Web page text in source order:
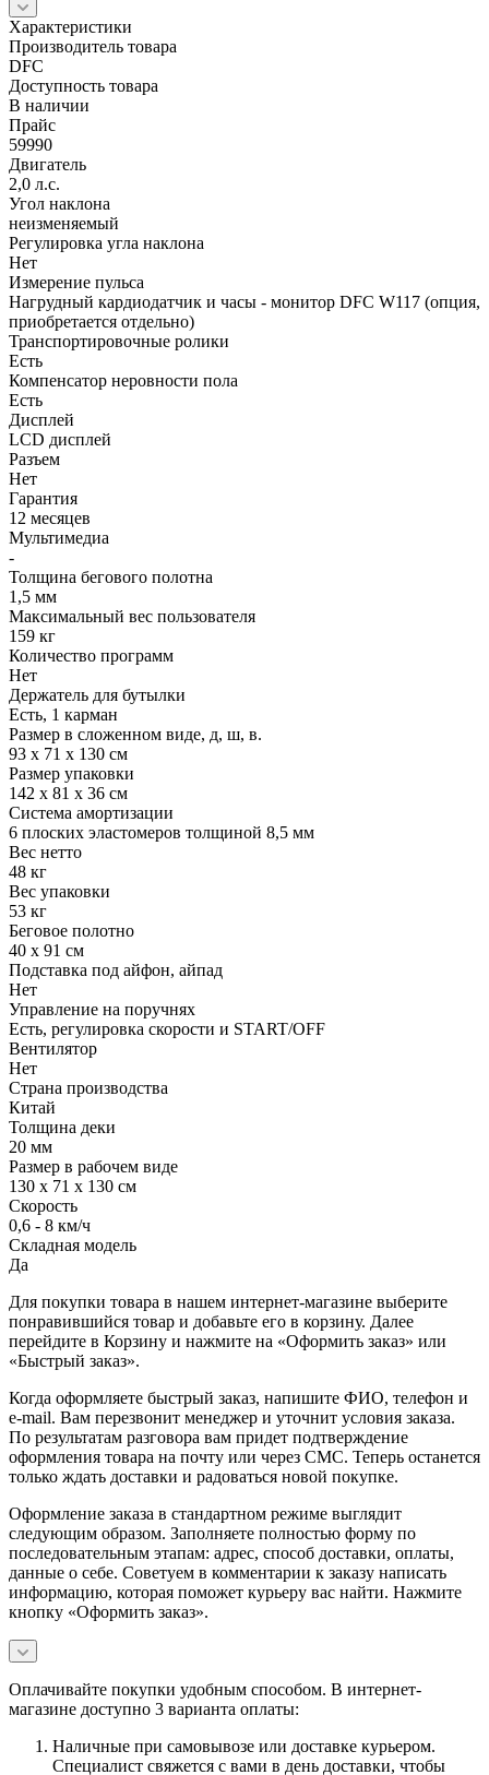
Характеристики
Производитель товара
DFC
Доступность товара
В наличии
Прайс
59990
Двигатель
2,0 л.с.
Угол наклона
неизменяемый
Регулировка угла наклона
Нет
Измерение пульса
Нагрудный кардиодатчик и часы - монитор DFC W117 (опция,
приобретается отдельно)
Транспортировочные ролики
Есть
Компенсатор неровности пола
Есть
Дисплей
LCD дисплей
Разъем
Нет
Гарантия
12 месяцев
Мультимедиа
-
Толщина бегового полотна
1,5 мм
Максимальный вес пользователя
159 кг
Количество программ
Нет
Держатель для бутылки
Есть, 1 карман
Размер в сложенном виде, д, ш, в.
93 х 71 х 130 см
Размер упаковки
142 х 81 х 36 см
Система амортизации
6 плоских эластомеров толщиной 8,5 мм
Вес нетто
48 кг
Вес упаковки
53 кг
Беговое полотно
40 х 91 см
Подставка под айфон, айпад
Нет
Управление на поручнях
Есть, регулировка скорости и START/OFF
Вентилятор
Нет
Страна производства
Китай
Толщина деки
20 мм
Размер в рабочем виде
130 х 71 х 130 см
Скорость
0,6 - 8 км/ч
Складная модель
Да
Для покупки товара в нашем интернет-магазине выберите
понравившийся товар и добавьте его в корзину. Далее
перейдите в Корзину и нажмите на «Оформить заказ» или
«Быстрый заказ».
Когда оформляете быстрый заказ, напишите ФИО, телефон и
e-mail. Вам перезвонит менеджер и уточнит условия заказа.
По результатам разговора вам придет подтверждение
оформления товара на почту или через СМС. Теперь останется
только ждать доставки и радоваться новой покупке.
Оформление заказа в стандартном режиме выглядит
следующим образом. Заполняете полностью форму по
последовательным этапам: адрес, способ доставки, оплаты,
данные о себе. Советуем в комментарии к заказу написать
информацию, которая поможет курьеру вас найти. Нажмите
кнопку «Оформить заказ».
Оплачивайте покупки удобным способом. В интернет-
магазине доступно 3 варианта оплаты:
Наличные при самовывозе или доставке курьером.
Специалист свяжется с вами в день доставки, чтобы